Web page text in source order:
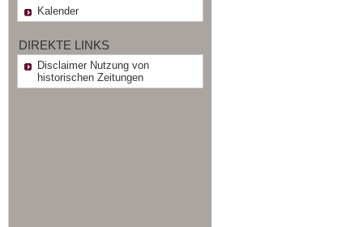
Kalender
DIREKTE LINKS
Disclaimer Nutzung von
historischen Zeitungen